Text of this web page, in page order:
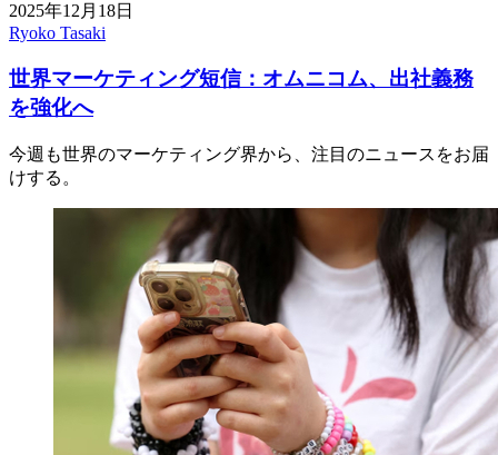
2025年12月18日
Ryoko Tasaki
世界マーケティング短信：オムニコム、出社義務
を強化へ
今週も世界のマーケティング界から、注目のニュースをお届
けする。